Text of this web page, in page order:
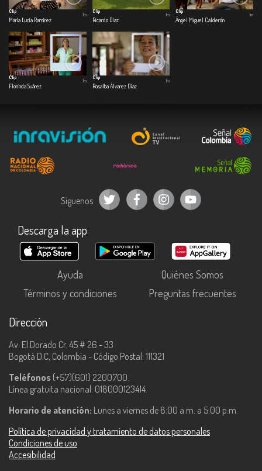
Clip
María Lucía Ramírez
1m
Clip
Ricardo Díaz
1m
Clip
Ángel Miguel Calderón
1m
Clip
Florinda Suárez
1m
Clip
Rosalba Álvarez Díaz
1m
Síguenos
Descarga la app
Ayuda
Quiénes Somos
Términos y condiciones
Preguntas frecuentes
Dirección
Av. El Dorado Cr. 45 # 26 - 33
Bogotá D.C, Colombia - Código Postal: 111321
Teléfonos (+57)(601) 2200700.
Línea gratuita nacional: 018000123414.
Horario de atención: Lunes a viernes de 8:00 a.m. a 5:00 p.m.
Política de privacidad y tratamiento de datos personales
Condiciones de uso
Accesibilidad